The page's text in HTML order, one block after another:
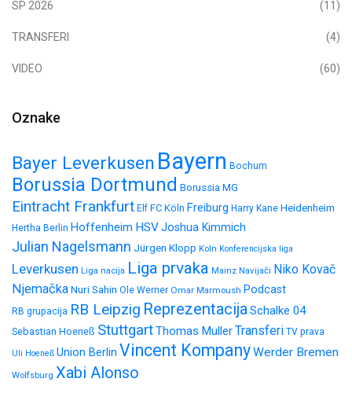
SP 2026 (11)
TRANSFERI (4)
VIDEO (60)
Oznake
Bayer Leverkusen Bayern Bochum
Borussia Dortmund Borussia MG
Eintracht Frankfurt Elf FC Köln Freiburg Harry Kane Heidenheim
Hertha Berlin Hoffenheim HSVJoshua Kimmich
Julian Nagelsmann Jürgen Klopp Koln Konferencijska liga
Leverkusen Liga nacija Liga prvaka Mainz Navijači Niko Kovač
NjemačkaNuri Sahin Ole Werner Omar Marmoush Podcast
RB grupacija RB Leipzig ReprezentacijaSchalke 04
Sebastian Hoeneß StuttgartThomas MullerTransferi TV prava
Uli Hoeneß Union Berlin Vincent KompanyWerder Bremen
Wolfsburg Xabi Alonso